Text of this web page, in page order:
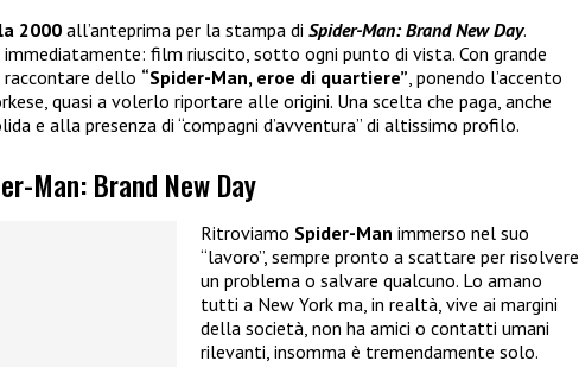
2000 all’anteprima per la stampa di Spider-Man: Brand New Day.
immediatamente: film riuscito, sotto ogni punto di vista. Con grande
dello “Spider-Man, eroe di quartiere” , ponendo l’accento
quasi a volerlo riportare alle origini. Una scelta che paga, anche
e alla presenza di “compagni d’avventura” di altissimo profilo.
Man: Brand New Day
Ritroviamo Spider-Man immerso nel suo
“lavoro”, sempre pronto a scattare per risolvere
un problema o salvare qualcuno. Lo amano
tutti a New York ma, in realtà, vive ai margini
della società, non ha amici o contatti umani
rilevanti, insomma è tremendamente solo.